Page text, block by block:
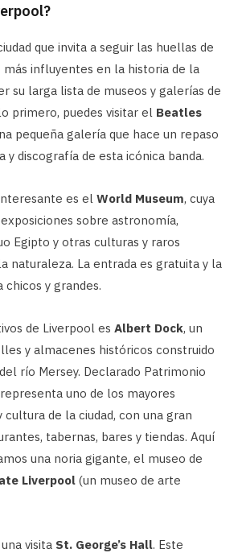
que invita a seguir las huellas de
más influyentes en la historia de la
su larga lista de museos y galerías de
primero, puedes visitar el Beatles
pequeña galería que hace un repaso
y discografía de esta icónica banda.
es el World Museum, cuya
sobre astronomía,
Egipto y otras culturas y raros
naturaleza. La entrada es gratuita y la
chicos y grandes.
de Liverpool es Albert Dock, un
y almacenes históricos construido
río Mersey. Declarado Patrimonio
uno de los mayores
cultura de la ciudad, con una gran
tabernas, bares y tiendas. Aquí
una noria gigante, el museo de
Liverpool (un museo de arte
visita St. George’s Hall. Este